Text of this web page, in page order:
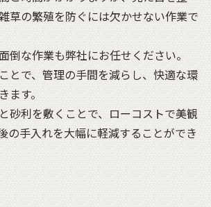
草の繁殖を防ぐには欠かせない作業で
倒な作業も弊社にお任せください。
とで、管理の手間を減らし、快適な環
ます。
砂利を敷くことで、ローコストで美観
の手入れを大幅に軽減することができ